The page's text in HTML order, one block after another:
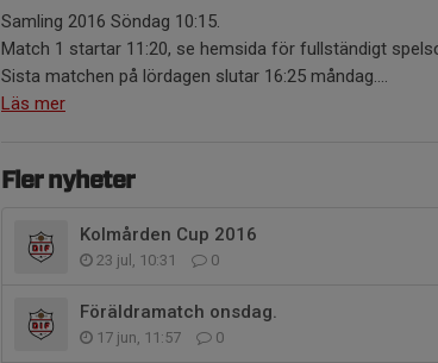
Samling 2016 Söndag 10:15.
Match 1 startar 11:20, se hemsida för fullständigt
Sista matchen på lördagen slutar 16:25 måndag....
Läs mer
Fler nyheter
Kolmården Cup 2016
23 jul, 10:31 0
Föräldramatch onsdag.
17 jun, 11:57 0